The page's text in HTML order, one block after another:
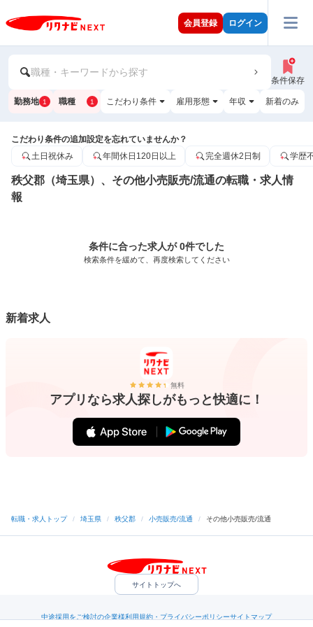
会員登録 ログイン
職種・キーワードから探す
条件保存
勤務地 1 職種 1 こだわり条件 雇用形態 年収 新着のみ
こだわり条件の追加設定を忘れていませんか？
土日祝休み
年間休日120日以上 完全週休2日制 学歴
秩父郡（埼玉県）、その他小売販売/流通の転職・求人情
報
条件に合った求人が 0件でした
検索条件を緩めて、再度検索してください
新着求人
無料
アプリなら求人探しがもっと快適に！
転職・求人トップ / 埼玉県 / 秩父郡 / 小売販売/流通 / その他小売販売/流通
サイトトップへ
中途採用をご検討の企業様利用規約・プライバシーポリシーサイトマップ